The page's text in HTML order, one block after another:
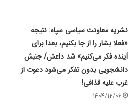
نشریه معاونت سیاسی سپاه: نتیجه
«فعلا بشار را از جا بکنیم، بعدا برای
آینده فکر می‌کنیم» شد داعش/ جنبش
دانشجویی بدون تفکر می‌شود دعوت از
غرب علیه قذافی!
1404/12/06